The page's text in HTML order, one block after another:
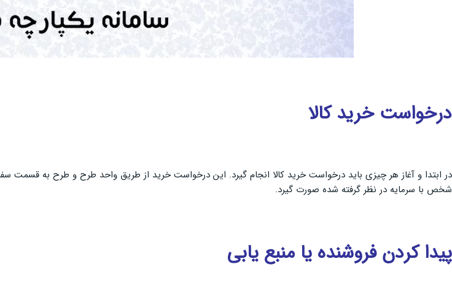
درخواست خرید کالا
در ابتدا و آغاز هر چیزی باید درخواست خرید کالا انجام گیرد. این درخواست خرید از طریق واحد طرح و طرح به
شخص با سرمایه در نظر گرفته شده صورت گیرد.
پیدا کردن فروشنده یا منبع یابی